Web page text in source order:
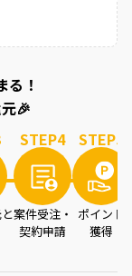
る！
🎉
STEP4
案件受注・
契約申請
STEP5
ポイント
獲得